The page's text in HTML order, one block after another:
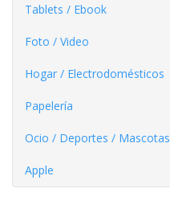
Tablets / Ebook
Foto / Video
Hogar / Electrodomésticos
Papelería
Ocio / Deportes / Mascotas
Apple